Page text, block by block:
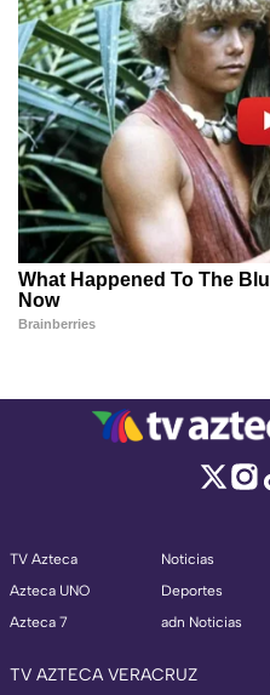
TV Azteca
Azteca UNO
Azteca 7
Noticias
Deportes
adn Noticias
TV AZTECA VERACRUZ